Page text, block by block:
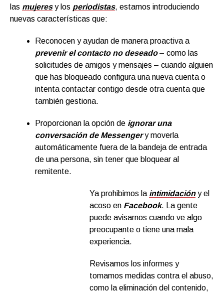
las mujeresy los periodistas, estamos introduciendo
nuevas características que:
Reconocen y ayudan de manera proactiva a
prevenir el contacto no deseado– como las
solicitudes de amigos y mensajes – cuando alguien
que has bloqueado configura una nueva cuenta o
intenta contactar contigo desde otra cuenta que
también gestiona.
Proporcionan la opción de ignorar una
conversación de Messengery moverla
automáticamente fuera de la bandeja de entrada
de una persona, sin tener que bloquear al
remitente.
intimidacióny
Ya prohibimos la intimidación y el
acoso en Facebook. La gente
puede avisarnos cuando ve algo
preocupante o tiene una mala
experiencia.
Revisamos los informes y
tomamos medidas contra el abuso,
como la eliminación del contenido,